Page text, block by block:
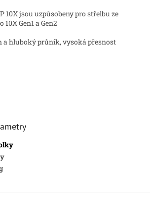
10X jsou uzpůsobeny pro střelbu ze
Gen1 a Gen2
hluboký průnik, vysoká přesnost